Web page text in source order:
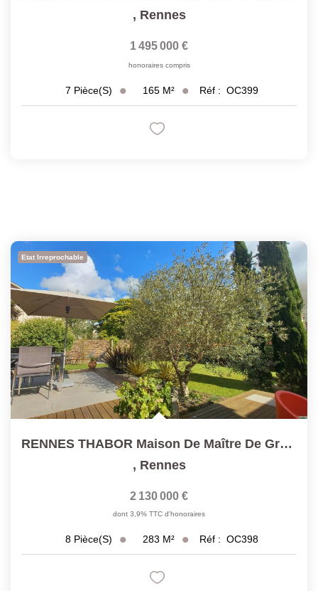
, Rennes
1 495 000 €
honoraires compris
7 Pièce(s) 165 M² Réf : OC399
Etat Irreprochable
RENNES THABOR Maison De Maître De Grand Confort 8 Pièces
, Rennes
2 130 000 €
dont 3,9% TTC d'honoraires
8 Pièce(s) 283 M² Réf : OC398